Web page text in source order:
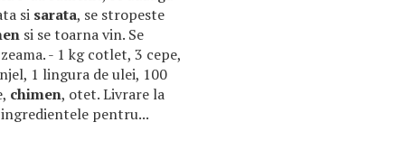
si sarata, se stropeste
si se toarna vin. Se
- 1 kg cotlet, 3 cepe,
1 lingura de ulei, 100
chimen, otet. Livrare la
pentru...